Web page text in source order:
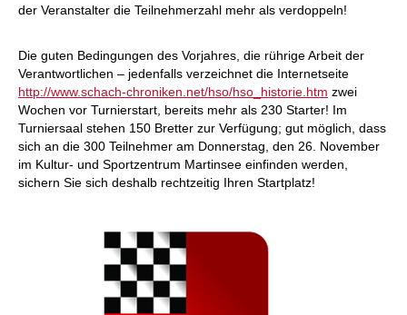
der Veranstalter die Teilnehmerzahl mehr als verdoppeln!
Die guten Bedingungen des Vorjahres, die rührige Arbeit der
Verantwortlichen – jedenfalls verzeichnet die Internetseite
http://www.schach-chroniken.net/hso/hso_historie.htm zwei
Wochen vor Turnierstart, bereits mehr als 230 Starter! Im
Turniersaal stehen 150 Bretter zur Verfügung; gut möglich, dass
sich an die 300 Teilnehmer am Donnerstag, den 26. November
im Kultur- und Sportzentrum Martinsee einfinden werden,
sichern Sie sich deshalb rechtzeitig Ihren Startplatz!